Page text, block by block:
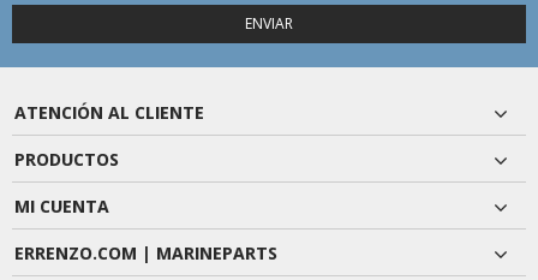
ENVIAR
ATENCIÓN AL CLIENTE
PRODUCTOS
MI CUENTA
ERRENZO.COM | MARINEPARTS